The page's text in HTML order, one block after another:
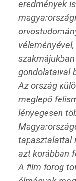
eredmények
gondolataival
Az ország
meglepő
lényegesen
tapasztalattal
azt korábban
A film forog